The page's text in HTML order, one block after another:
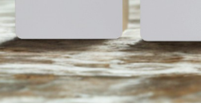
Ładowarki do pojazdów
Akcesoria do ładowarek